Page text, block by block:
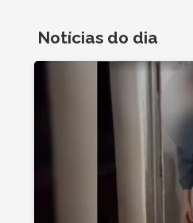
Notícias do dia